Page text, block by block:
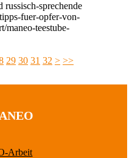
sprechende
fuer-opfer-von-
maneo-teestube-
29 30 31 32 > >>
Arbeit